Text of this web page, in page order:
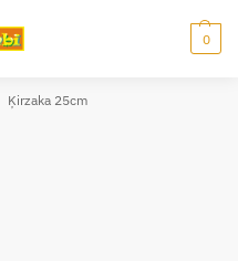
0
Ķirzaka 25cm